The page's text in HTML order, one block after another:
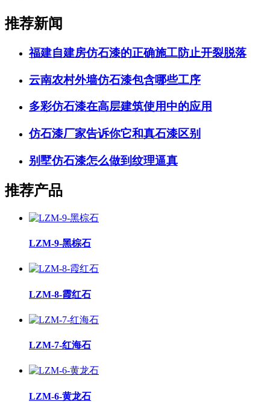
推荐新闻
福建自建房仿石漆的正确施工防止开裂脱落
云南农村外墙仿石漆包含哪些工序
多彩仿石漆在高层建筑使用中的应用
仿石漆厂家告诉你它和真石漆区别
别墅仿石漆怎么做到纹理逼真
推荐产品
LZM-9-黑棕石
LZM-8-霞红石
LZM-7-红海石
LZM-6-黄龙石